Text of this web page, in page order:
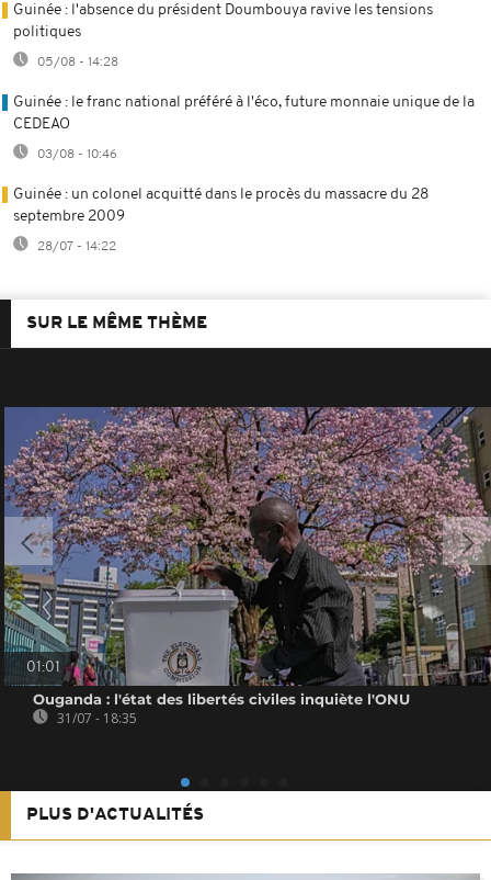
Guinée : l'absence du président Doumbouya ravive les tensions
politiques
05/08 - 14:28
Guinée : le franc national préféré à l'éco, future monnaie unique de la
CEDEAO
03/08 - 10:46
Guinée : un colonel acquitté dans le procès du massacre du 28
septembre 2009
28/07 - 14:22
SUR LE MÊME THÈME
01:01
Ouganda : l'état des libertés civiles inquiète l'ONU
31/07 - 18:35
PLUS D'ACTUALITÉS